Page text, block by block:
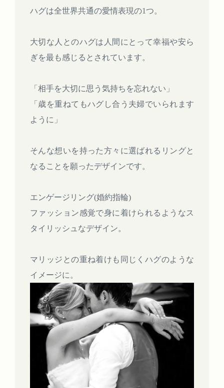
ハグは全世界共通の愛情表現の1つ。
大切な人とのハグは人間にとって幸福や安ら
ぎを最も感じるとされています。
「相手を大切に思う気持ちを忘れない」
「歳を重ねてもハグし合う夫婦でいられます
ように」
そんな想いを持った方々に選ばれるリングと
なることを願ったデザインです。
エンゲージリング(婚約指輪)
ファッション感覚で身に着けられるようなス
タイリッシュなデザイン。
マリッジとの重ね着けも同じくハグのような
イメージに。